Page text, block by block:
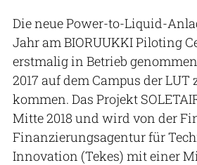
Die neue Power-to-Liquid-
Jahr am BIORUUKKI Piloting
erstmalig in Betrieb
2017 auf dem Campus der LUT
kommen. Das Projekt
Mitte 2018 und wird von der
Finanzierungsagentur für
Innovation (Tekes) mit einer